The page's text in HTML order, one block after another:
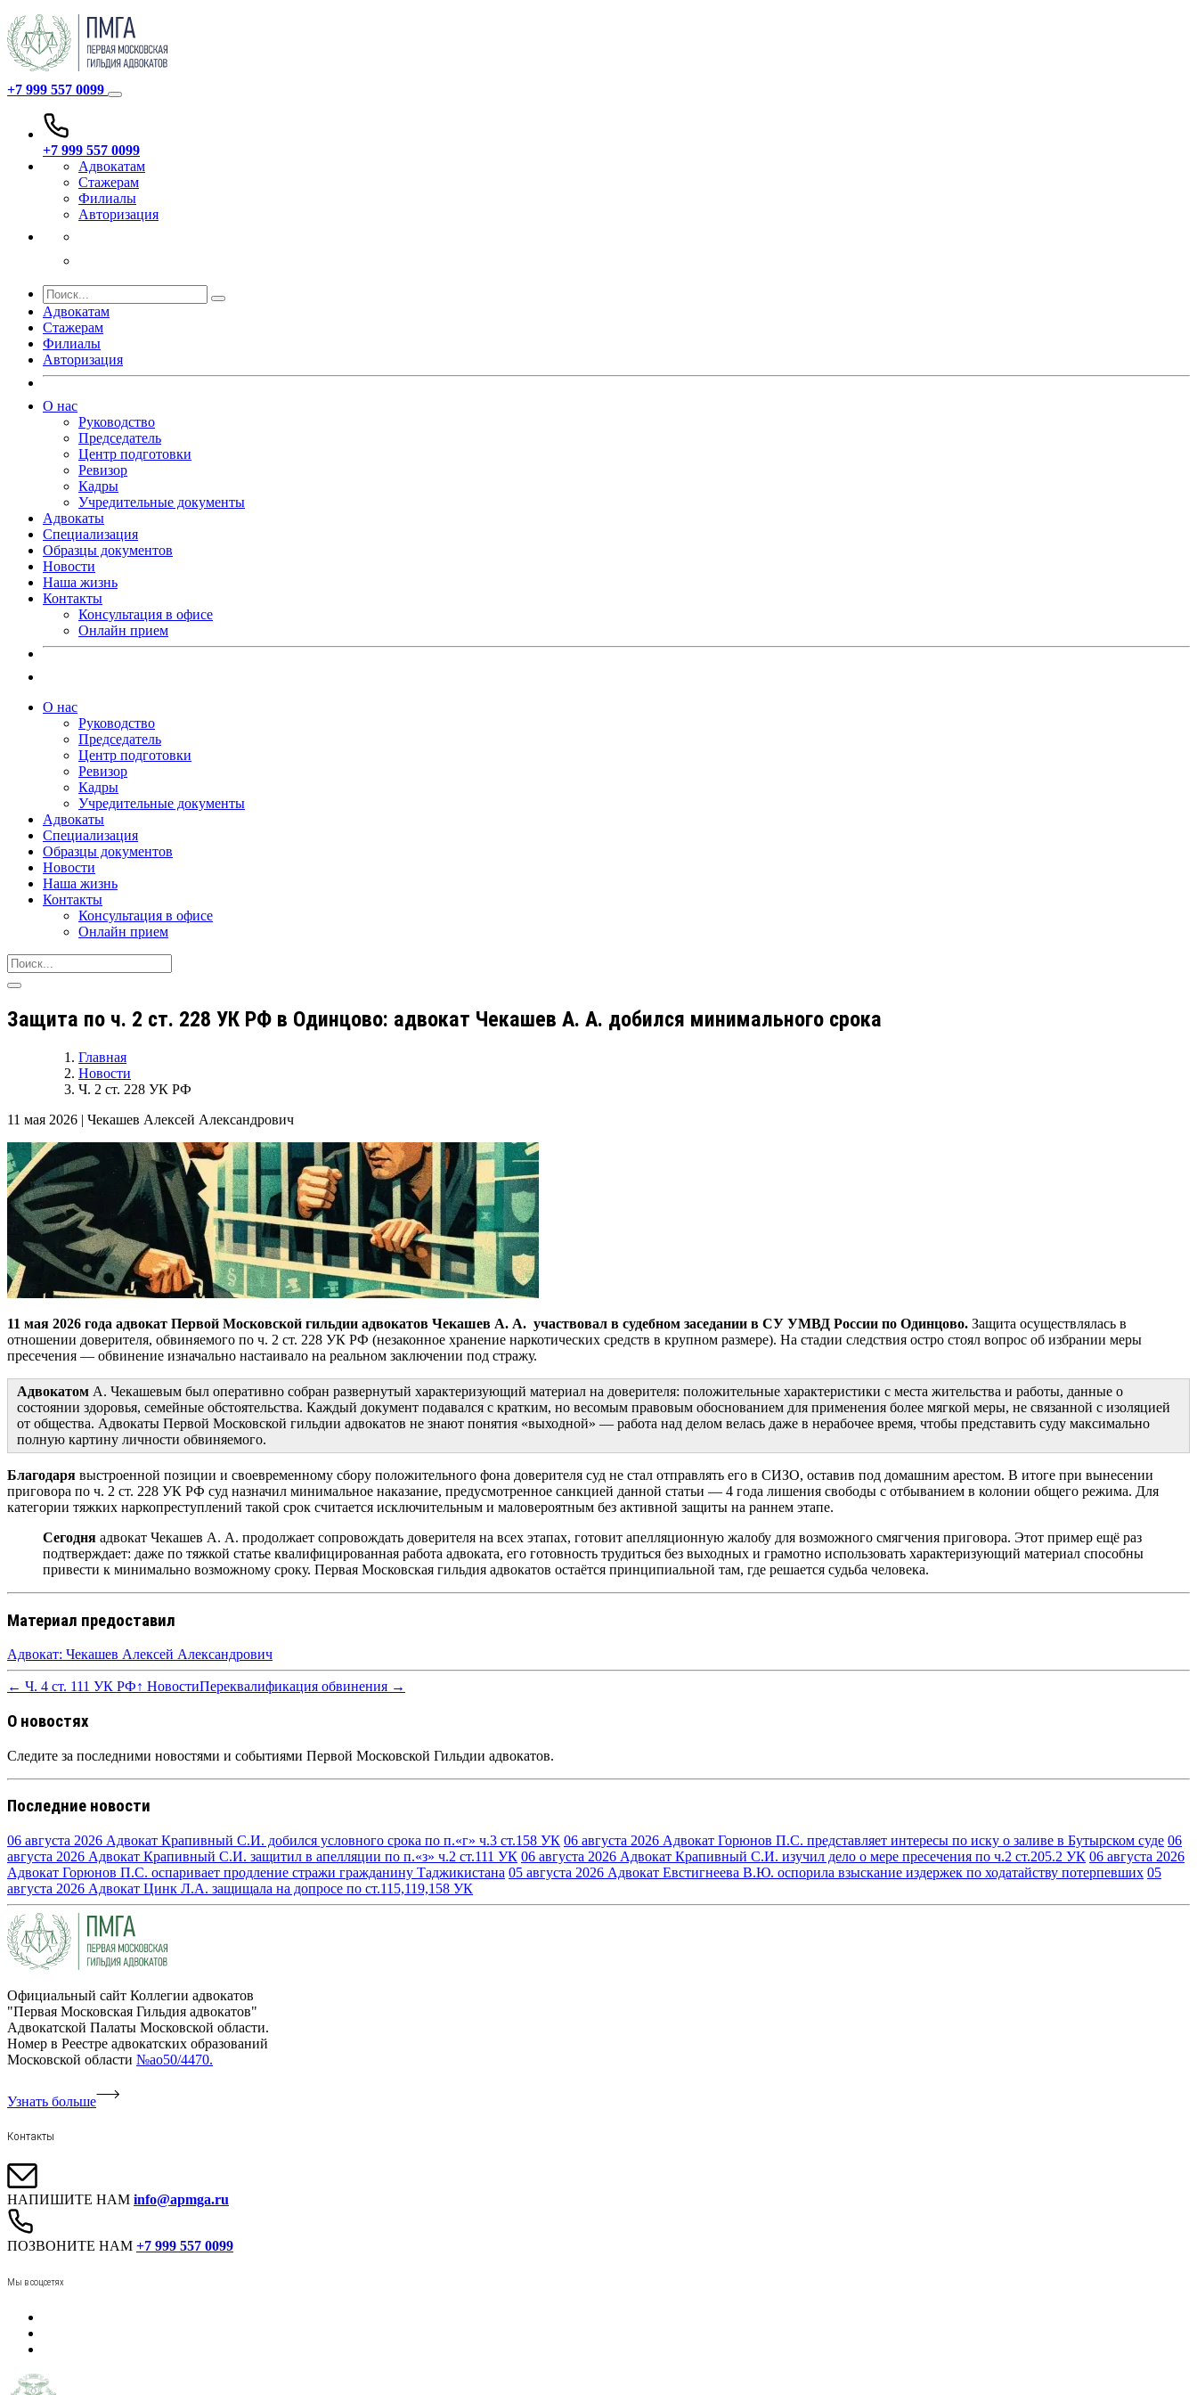
+7 999 557 0099
+7 999 557 0099
Адвокатам
Стажерам
Филиалы
Авторизация
Адвокатам
Стажерам
Филиалы
Авторизация
О нас
Руководство
Председатель
Центр подготовки
Ревизор
Кадры
Учредительные документы
Адвокаты
Специализация
Образцы документов
Новости
Наша жизнь
Контакты
Консультация в офисе
Онлайн прием
О нас
Руководство
Председатель
Центр подготовки
Ревизор
Кадры
Учредительные документы
Адвокаты
Специализация
Образцы документов
Новости
Наша жизнь
Контакты
Консультация в офисе
Онлайн прием
Защита по ч. 2 ст. 228 УК РФ в Одинцово: адвокат Чекашев А. А. добился минимального срока
Главная
Новости
Ч. 2 ст. 228 УК РФ
11 мая 2026 | Чекашев Алексей Александрович
11 мая 2026 года адвокат Первой Московской гильдии адвокатов Чекашев А. А. участвовал в судебном заседании в СУ УМВД России по Одинцово. Защита осуществлялась в
отношении доверителя, обвиняемого по ч. 2 ст. 228 УК РФ (незаконное хранение наркотических средств в крупном размере). На стадии следствия остро стоял вопрос об избрании меры
пресечения — обвинение изначально настаивало на реальном заключении под стражу.
Адвокатом А. Чекашевым был оперативно собран развернутый характеризующий материал на доверителя: положительные характеристики с места жительства и работы, данные о
состоянии здоровья, семейные обстоятельства. Каждый документ подавался с кратким, но весомым правовым обоснованием для применения более мягкой меры, не связанной с изоляцией
от общества. Адвокаты Первой Московской гильдии адвокатов не знают понятия «выходной» — работа над делом велась даже в нерабочее время, чтобы представить суду максимально
полную картину личности обвиняемого.
Благодаря выстроенной позиции и своевременному сбору положительного фона доверителя суд не стал отправлять его в СИЗО, оставив под домашним арестом. В итоге при вынесении
приговора по ч. 2 ст. 228 УК РФ суд назначил минимальное наказание, предусмотренное санкцией данной статьи — 4 года лишения свободы с отбыванием в колонии общего режима. Для
категории тяжких наркопреступлений такой срок считается исключительным и маловероятным без активной защиты на раннем этапе.
Сегодня адвокат Чекашев А. А. продолжает сопровождать доверителя на всех этапах, готовит апелляционную жалобу для возможного смягчения приговора. Этот пример ещё раз
подтверждает: даже по тяжкой статье квалифицированная работа адвоката, его готовность трудиться без выходных и грамотно использовать характеризующий материал способны
привести к минимально возможному сроку. Первая Московская гильдия адвокатов остаётся принципиальной там, где решается судьба человека.
Материал предоставил
Адвокат: Чекашев Алексей Александрович
← Ч. 4 ст. 111 УК РФ↑ НовостиПереквалификация обвинения →
О новостях
Следите за последними новостями и событиями Первой Московской Гильдии адвокатов.
Последние новости
06 августа 2026 Адвокат Крапивный С.И. добился условного срока по п.«г» ч.3 ст.158 УК 06 августа 2026 Адвокат Горюнов П.С. представляет интересы по иску о заливе в Бутырском суде 06
августа 2026 Адвокат Крапивный С.И. защитил в апелляции по п.«з» ч.2 ст.111 УК 06 августа 2026 Адвокат Крапивный С.И. изучил дело о мере пресечения по ч.2 ст.205.2 УК 06 августа 2026
Адвокат Горюнов П.С. оспаривает продление стражи гражданину Таджикистана 05 августа 2026 Адвокат Евстигнеева В.Ю. оспорила взыскание издержек по ходатайству потерпевших 05
августа 2026 Адвокат Цинк Л.А. защищала на допросе по ст.115,119,158 УК
Официальный сайт Коллегии адвокатов
"Первая Московская Гильдия адвокатов"
Адвокатской Палаты Московской области.
Номер в Реестре адвокатских образований
Московской области №ао50/4470.
Узнать больше
Контакты
НАПИШИТЕ НАМ info@apmga.ru
ПОЗВОНИТЕ НАМ +7 999 557 0099
Мы в соцсетях